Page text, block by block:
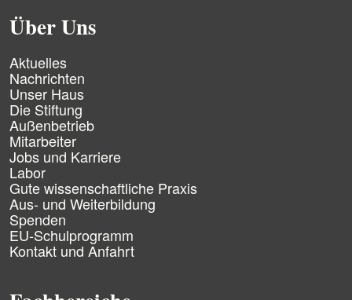
Über Uns
N
a
v
i
g
a
t
i
o
n
ü
b
e
r
s
Aktuelles
Nachrichten
Unser Haus
Die Stiftung
Außenbetrieb
Mitarbeiter
Jobs und Karriere
Labor
Gute wissenschaftliche Praxis
Aus- und Weiterbildung
Spenden
EU-Schulprogramm
Kontakt und Anfahrt